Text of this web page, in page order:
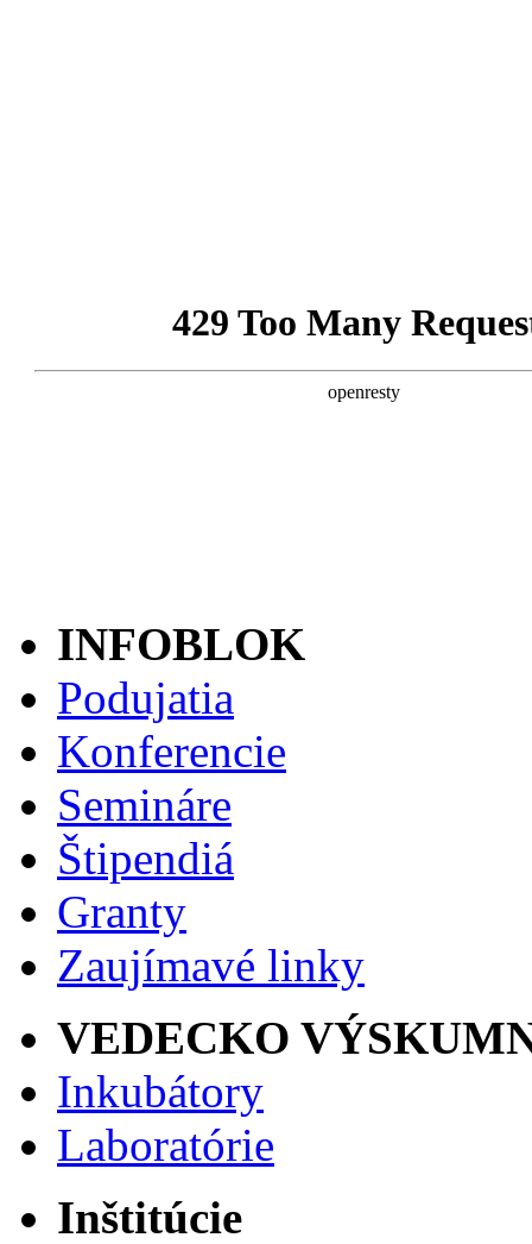
INFOBLOK
Podujatia
Konferencie
Semináre
Štipendiá
Granty
Zaujímavé linky
VEDECKO
Inkubátory
Laboratórie
Inštitúcie